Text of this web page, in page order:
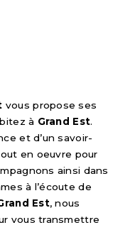
vous propose ses
à Grand Est.
et d’un savoir-
en oeuvre pour
ainsi dans
à l’écoute de
Est, nous
vous transmettre